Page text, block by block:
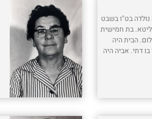
נולדה בט"ו בשבט
בת חמישית
הבית היה
בו דתי. אביה היה